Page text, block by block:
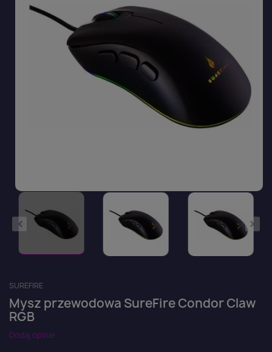
SUREFIRE
Mysz przewodowa SureFire Condor Claw
RGB
Dodaj opinie